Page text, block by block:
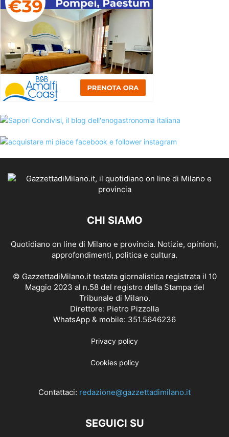
CHI SIAMO
Quotidiano on line di Milano e provincia. Notizie, opinioni,
approfondimenti, politica e cultura.
© GazzettadiMilano.it testata giornalistica registrata il 10
Maggio 2023 al n.58 del registro della Stampa del
Tribunale di Milano.
Direttore: Pietro Pizzolla
WhatsApp & mobile: 351.5646236
Privacy policy
Cookies policy
Contattaci: redazione@gazzettadimilano.it
SEGUICI SU